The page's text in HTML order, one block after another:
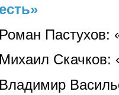
есть»
Роман Пастухов:
Михаил Скачков:
Владимир